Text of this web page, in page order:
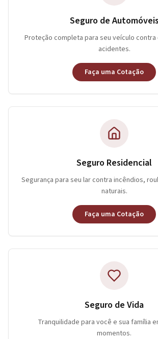
Seguro de Automóveis
Proteção completa para seu veículo
acidentes.
Faça uma Cotação
Seguro Residencial
Segurança para seu lar contra incêndios,
naturais.
Faça uma Cotação
Seguro de Vida
Tranquilidade para você e sua família
momentos.